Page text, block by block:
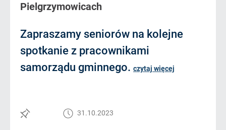
Pielgrzymowicach
Zapraszamy seniorów na kolejne
spotkanie z pracownikami
samorządu gminnego. czytaj więcej
31.10.2023